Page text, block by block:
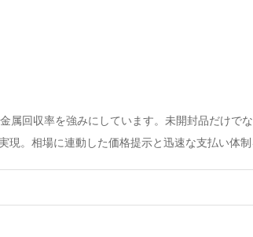
回収率を強みにしています。未開封品だけで
。相場に連動した価格提示と迅速な支払い体制